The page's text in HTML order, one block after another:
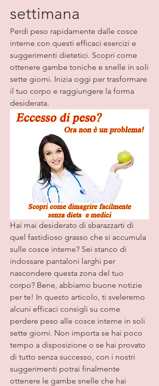
settimana
Perdi peso rapidamente dalle cosce
interne con questi efficaci esercizi e
suggerimenti dietetici. Scopri come
ottenere gambe toniche e snelle in soli
sette giorni. Inizia oggi per trasformare
il tuo corpo e raggiungere la forma
desiderata.
Hai mai desiderato di sbarazzarti di
quel fastidioso grasso che si accumula
sulle cosce interne? Sei stanco di
indossare pantaloni larghi per
nascondere questa zona del tuo
corpo? Bene, abbiamo buone notizie
per te! In questo articolo, ti sveleremo
alcuni efficaci consigli su come
perdere peso alle cosce interne in soli
sette giorni. Non importa se hai poco
tempo a disposizione o se hai provato
di tutto senza successo, con i nostri
suggerimenti potrai finalmente
ottenere le gambe snelle che hai